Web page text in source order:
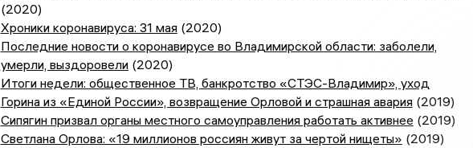
(2020)
Хроники коронавируса: 31 мая(2020)
Последние новости о коронавирусе во Владимирской области: заболели,
умерли, выздоровели(2020)
Итоги недели: общественное ТВ, банкротство «СТЭС-Владимир», уход
Горина из «Единой России», возвращение Орловой и страшная авария(2019)
Сипягин призвал органы местного самоуправления работать активнее (2019)
Светлана Орлова: «19 миллионов россиян живут за чертой нищеты» (2019)